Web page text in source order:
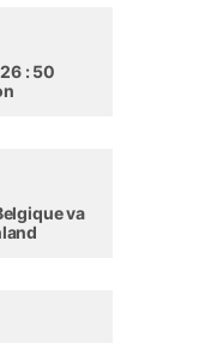
: 50
va